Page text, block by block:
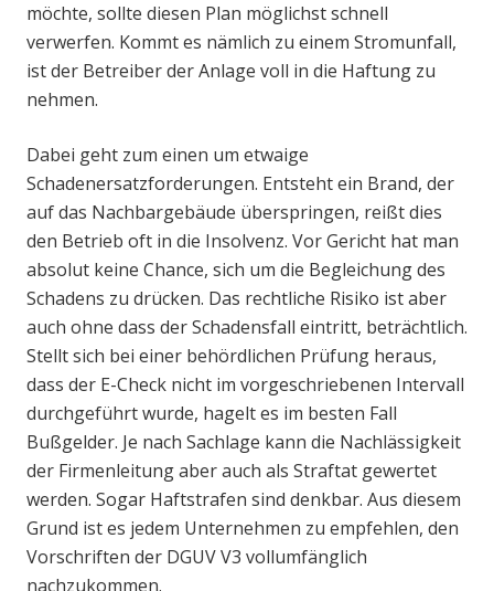
möchte, sollte diesen Plan möglichst schnell
verwerfen. Kommt es nämlich zu einem Stromunfall,
ist der Betreiber der Anlage voll in die Haftung zu
nehmen.
Dabei geht zum einen um etwaige
Schadenersatzforderungen. Entsteht ein Brand, der
auf das Nachbargebäude überspringen, reißt dies
den Betrieb oft in die Insolvenz. Vor Gericht hat man
absolut keine Chance, sich um die Begleichung des
Schadens zu drücken. Das rechtliche Risiko ist aber
auch ohne dass der Schadensfall eintritt, beträchtlich.
Stellt sich bei einer behördlichen Prüfung heraus,
dass der E-Check nicht im vorgeschriebenen Intervall
durchgeführt wurde, hagelt es im besten Fall
Bußgelder. Je nach Sachlage kann die Nachlässigkeit
der Firmenleitung aber auch als Straftat gewertet
werden. Sogar Haftstrafen sind denkbar. Aus diesem
Grund ist es jedem Unternehmen zu empfehlen, den
Vorschriften der DGUV V3 vollumfänglich
nachzukommen.